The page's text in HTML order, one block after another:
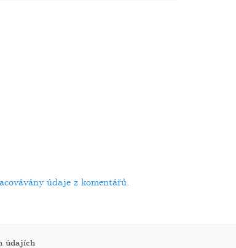
údaje z komentářů.
údajích